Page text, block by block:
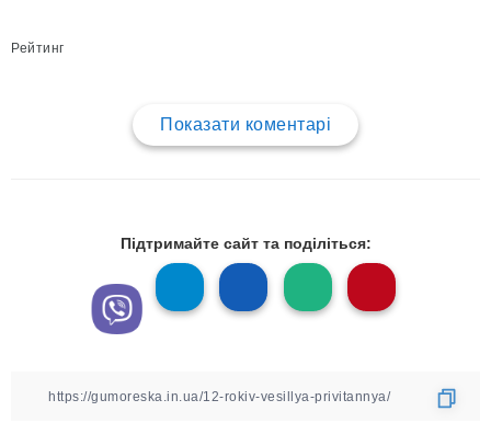
Рейтинг
Показати коментарі
Підтримайте сайт та поділіться: